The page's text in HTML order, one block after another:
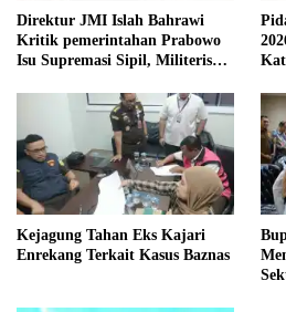
Direktur JMI Islah Bahrawi
Kritik pemerintahan Prabowo
Isu Supremasi Sipil, Militerisasi,
Kejagung Tahan Eks Kajari
Enrekang Terkait Kasus Baznas